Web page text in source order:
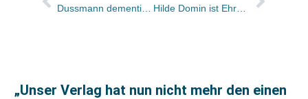
Dussmann dementiert Expansion nach Hamburg
„Unser Verlag hat nun nicht mehr den einen